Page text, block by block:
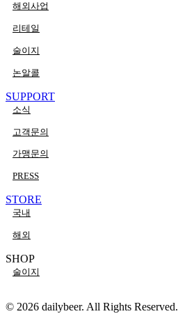
해외사업
리테일
술이지
논알콜
SUPPORT
소식
고객문의
가맹문의
PRESS
STORE
국내
해외
SHOP
술이지
© 2026 dailybeer. All Rights Reserved.